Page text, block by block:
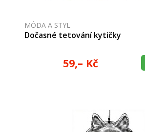
MÓDA A STYL
Dočasné tetování kytičky
59,– Kč